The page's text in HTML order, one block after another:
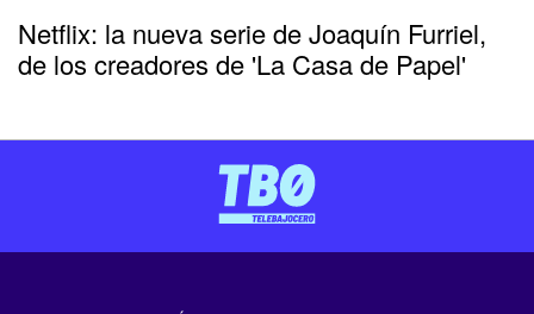
Netflix: la nueva serie de Joaquín Furriel,
de los creadores de 'La Casa de Papel'